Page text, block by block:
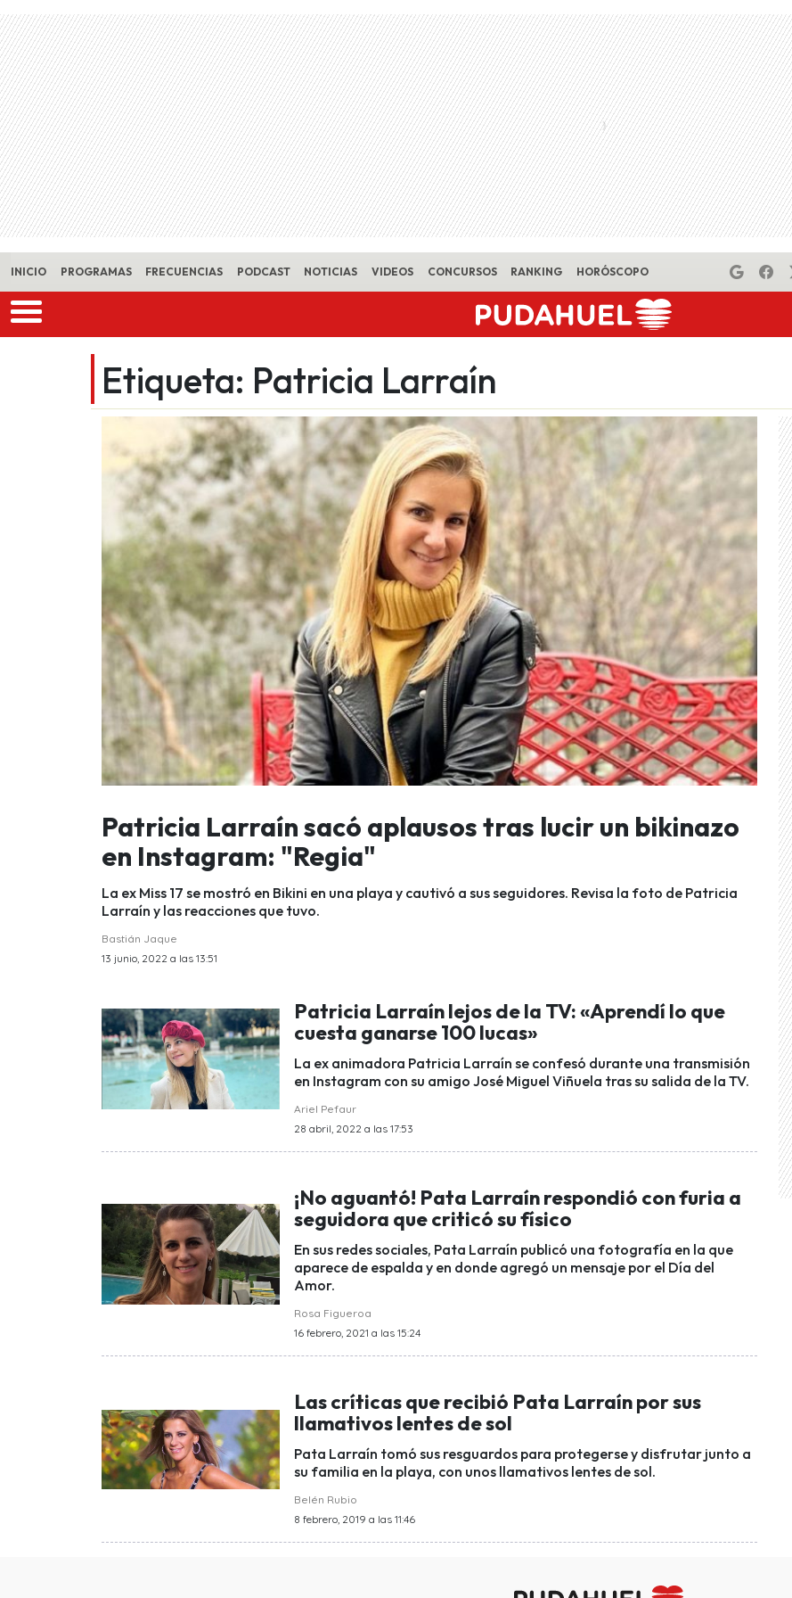
Skip to main content
INICIO PROGRAMAS FRECUENCIAS PODCAST NOTICIAS VIDEOS CONCURSOS RANKING HORÓSCOPO
Etiqueta: Patricia Larraín
Patricia Larraín sacó aplausos tras lucir un bikinazo
en Instagram: "Regia"
La ex Miss 17 se mostró en Bikini en una playa y cautivó a sus seguidores. Revisa la foto de Patricia
Larraín y las reacciones que tuvo.
Bastián Jaque
13 junio, 2022 a las 13:51
Patricia Larraín lejos de la TV: «Aprendí lo que
cuesta ganarse 100 lucas»
La ex animadora Patricia Larraín se confesó durante una transmisión
en Instagram con su amigo José Miguel Viñuela tras su salida de la TV.
Ariel Pefaur
28 abril, 2022 a las 17:53
¡No aguantó! Pata Larraín respondió con furia a
seguidora que criticó su físico
En sus redes sociales, Pata Larraín publicó una fotografía en la que
aparece de espalda y en donde agregó un mensaje por el Día del
Amor.
Rosa Figueroa
16 febrero, 2021 a las 15:24
Las críticas que recibió Pata Larraín por sus
llamativos lentes de sol
Pata Larraín tomó sus resguardos para protegerse y disfrutar junto a
su familia en la playa, con unos llamativos lentes de sol.
Belén Rubio
8 febrero, 2019 a las 11:46